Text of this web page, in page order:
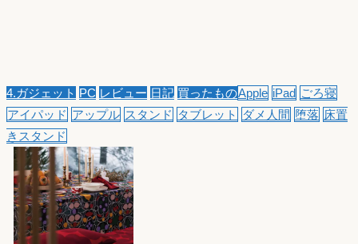
4.ガジェット PC レビュー 日記 買ったものApple iPad ごろ寝
アイパッド アップル スタンド タブレット ダメ人間 堕落 床置
きスタンド